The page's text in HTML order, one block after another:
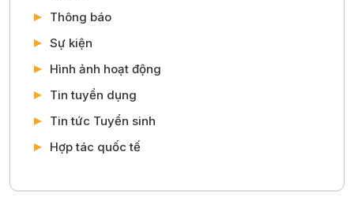
Thông báo
Sự kiện
Hình ảnh hoạt động
Tin tuyển dụng
Tin tức Tuyển sinh
Hợp tác quốc tế